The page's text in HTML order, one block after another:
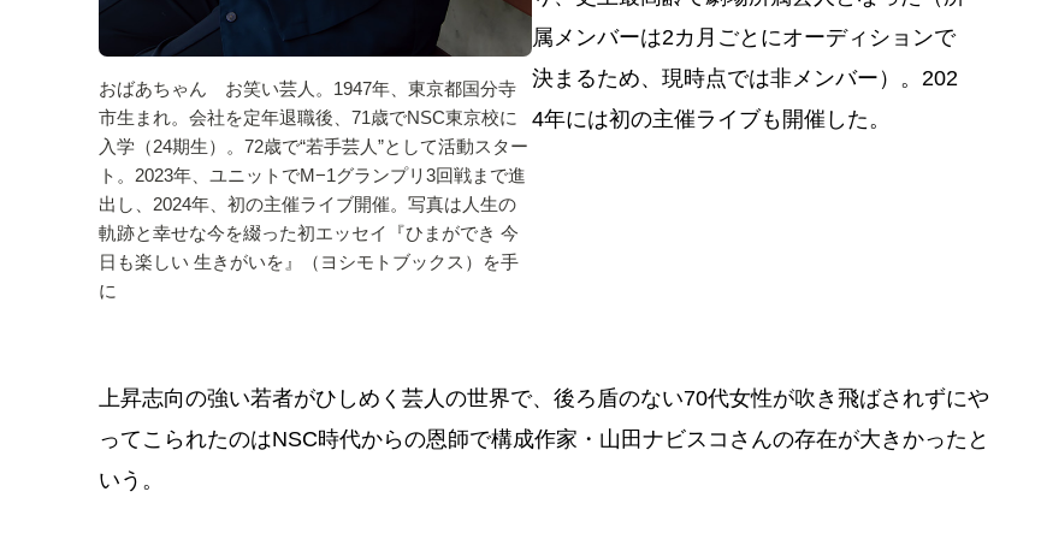
おばあちゃん お笑い芸人。1947年、東京都国分寺
市生まれ。会社を定年退職後、71歳でNSC東京校に
入学（24期生）。72歳で“若手芸人”として活動スター
ト。2023年、ユニットでM−1グランプリ3回戦まで進
出し、2024年、初の主催ライブ開催。写真は人生の
軌跡と幸せな今を綴った初エッセイ『ひまができ 今
日も楽しい 生きがいを』（ヨシモトブックス）を手
に
属メンバーは2カ月ごとにオーディションで
決まるため、現時点では非メンバー）。202
4年には初の主催ライブも開催した。
上昇志向の強い若者がひしめく芸人の世界で、後ろ盾のない70代女性が吹き飛ばされずにや
ってこられたのはNSC時代からの恩師で構成作家・山田ナビスコさんの存在が大きかったと
いう。